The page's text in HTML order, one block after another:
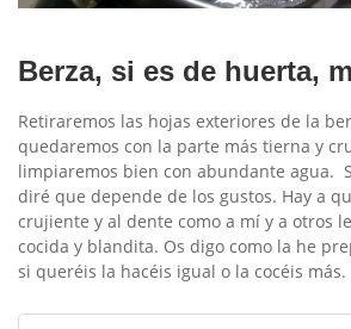
Berza, si es de huerta,
Retiraremos las hojas exteriores de la
quedaremos con la parte más tierna y
limpiaremos bien con abundante agua.
diré que depende de los gustos. Hay a
crujiente y al dente como a mí y a otros
cocida y blandita. Os digo como la he
si queréis la hacéis igual o la cocéis más.